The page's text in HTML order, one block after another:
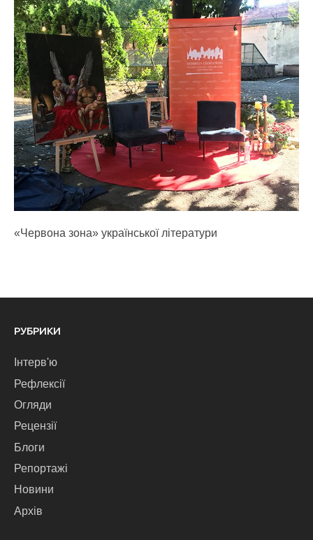
«Червона зона» української літератури
РУБРИКИ
Інтерв'ю
Рефлексії
Огляди
Рецензії
Блоги
Репортажі
Новини
Архів